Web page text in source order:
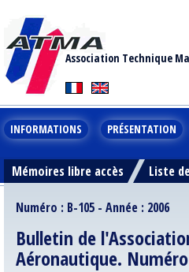
Association Technique
INFORMATIONS PRÉSENTATION
Mémoires libre accès Liste
Numéro : B-105 - Année : 2006
Bulletin de
Aéronautique.